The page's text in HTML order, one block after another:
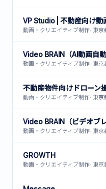
VP Studio | 不動産向け動
動画・クリエイティブ制作· 東京
動画・クリエイティブ制作· 東京
動画・クリエイティブ制作· 東京
Video BRAIN（ビデオブレ
動画・クリエイティブ制作· 東京
GROWTH
動画・クリエイティブ制作· 東京